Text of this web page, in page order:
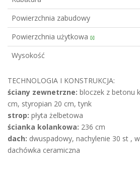
Powierzchnia zabudowy
Powierzchnia użytkowa [i]
Wysokość
TECHNOLOGIA I KONSTRUKCJA:
ściany zewnetrzne: bloczek z betonu
cm, styropian 20 cm, tynk
strop: płyta żelbetowa
ścianka kolankowa: 236 cm
dach: dwuspadowy, nachylenie 30 st ,
dachówka ceramiczna